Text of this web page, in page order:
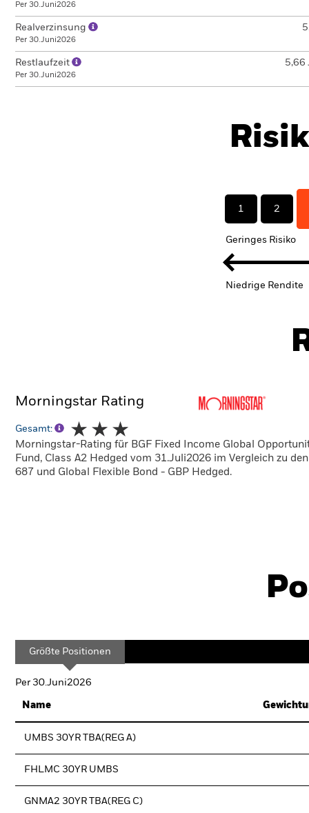
Per 30.Juni2026
Realverzinsung
Per 30.Juni2026
Restlaufzeit
Per 30.Juni2026
5,66
1 2
Geringes Risiko
Niedrige Rendite
Morningstar Rating
Gesamt:
Morningstar-Rating für BGF Fixed Income Global
Fund, Class A2 Hedged vom 31.Juli2026 im Vergleich zu
687 und Global Flexible Bond - GBP Hedged.
Größte Positionen
Per 30.Juni2026
Name
UMBS 30YR TBA(REG A)
FHLMC 30YR UMBS
GNMA2 30YR TBA(REG C)